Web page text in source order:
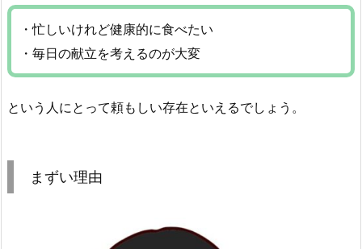
・忙しいけれど健康的に食べたい
・毎日の献立を考えるのが大変
という人にとって頼もしい存在といえるでしょう。
まずい理由